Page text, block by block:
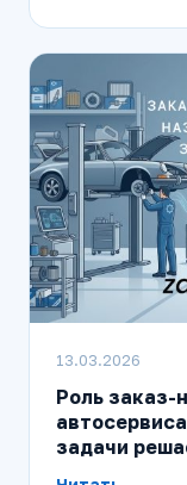
13.03.2026
Роль заказ-
задачи